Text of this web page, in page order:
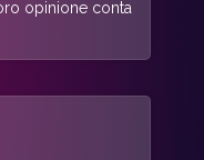
opinione conta